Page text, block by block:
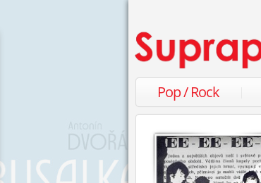
Pop / Rock